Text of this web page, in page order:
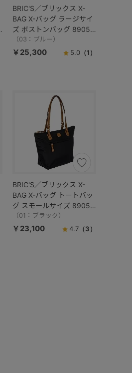
BRIC'S／ブリックス X-
BAG X-バッグ ラージサイ
ズ ボストンバッグ 89051
／BXG40202
（03：ブルー）
￥25,300 5.0 （1）
BRIC'S／ブリックス X-
BAG X-バッグ トートバッ
グ スモールサイズ 89056
／BXG45071
（01：ブラック）
￥23,100 4.7 （3）